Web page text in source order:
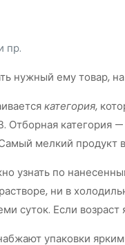
пр.
нужный ему товар,
категория,
Отборная категория
мелкий продукт
узнать по
ни в
суток. Если
упаковки